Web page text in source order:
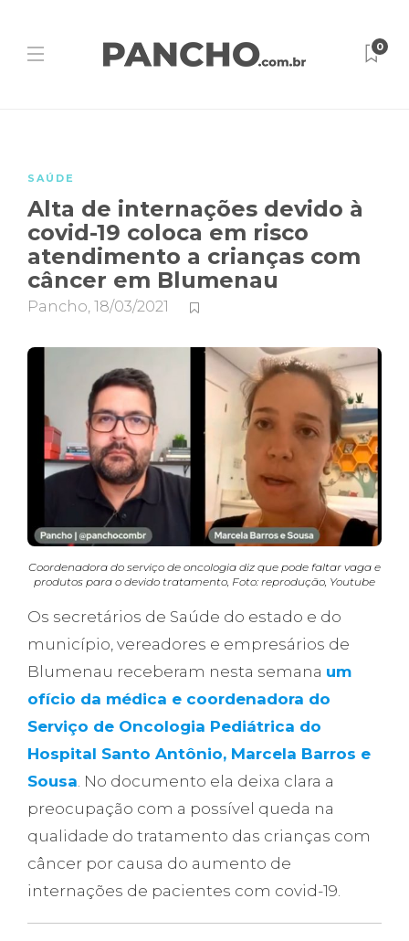
0
SAÚDE
Alta de internações devido à
covid-19 coloca em risco
atendimento a crianças com
câncer em Blumenau
Pancho, 18/03/2021
Coordenadora do serviço de oncologia diz que pode faltar vaga e
produtos para o devido tratamento, Foto: reprodução, Youtube
Os secretários de Saúde do estado e do
município, vereadores e empresários de
Blumenau receberam nesta semana um
ofício da médica e coordenadora do
Serviço de Oncologia Pediátrica do
Hospital Santo Antônio, Marcela Barros e
Sousa. No documento ela deixa clara a
preocupação com a possível queda na
qualidade do tratamento das crianças com
câncer por causa do aumento de
internações de pacientes com covid-19.